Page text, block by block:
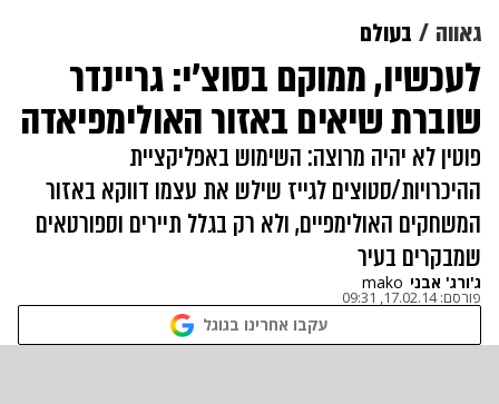
גאווה בעולם
לעכשיו, ממוקם בסוצ'י: גריינדר
שוברת שיאים באזור האולימפיאדה
פוטין לא יהיה מרוצה: השימוש באפליקציית
ההיכרויות/סטוצים לגייז שילש את עצמו דווקא באזור
המשחקים האולימפיים, ולא רק בגלל תיירים וספורטאים
שמבקרים בעיר
ג'ורג' אבני mako
פורסם:17.02.14, 09:31
עקבו אחרינו בגוגל